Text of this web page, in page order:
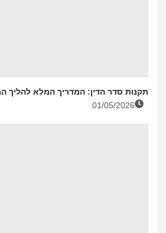
תקנות סדר הדין: המדריך המלא להליך
01/05/2026